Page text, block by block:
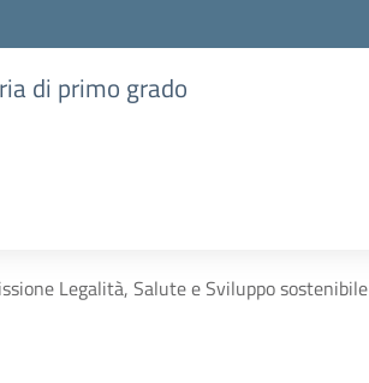
di primo grado
Legalità, Salute e Sviluppo sostenibile